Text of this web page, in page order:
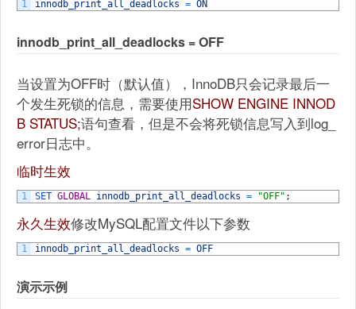
1 innodb_print_all_deadlocks = ON
innodb_print_all_deadlocks = OFF
当设置为OFF时（默认值），InnoDB只会记录最后一
个发生死锁的信息，需要使用SHOW ENGINE INNOD
B STATUS;语句查看，但是不会将死锁信息写入到log_
error日志中。
临时生效
1 SET GLOBAL innodb_print_all_deadlocks = "OFF" ;
永久生效修改MySQL配置文件以下参数
1 innodb_print_all_deadlocks = OFF
演示示例